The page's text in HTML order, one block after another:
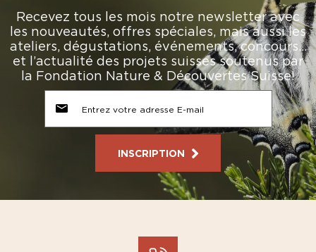
Recevez tous les mois notre newsletter avec
les nouveautés, offres spéciales, mais aussi les
ateliers, dégustations, événements, concours…
et l’actualité des projets suisses soutenus par
la Fondation Nature & Découvertes Suisse!
INSCRIPTION